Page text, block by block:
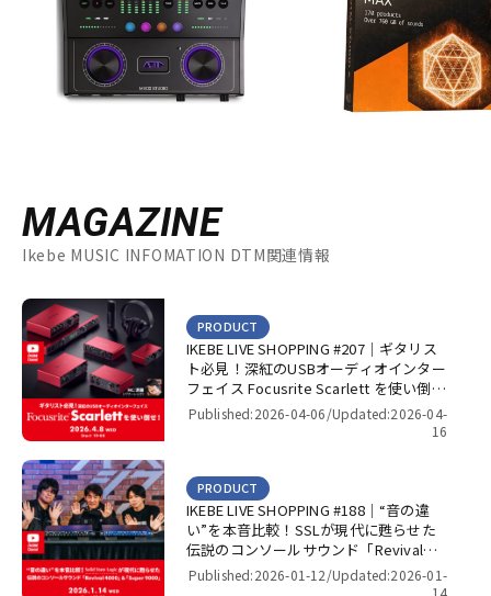
MAGAZINE
Ikebe MUSIC INFOMATION DTM関連情報
IKEBE LIVE SHOPPING #207｜ギタリス
ト必見！深紅のUSBオーディオインター
フェイス Focusrite Scarlett を使い倒
せ！【presented by パワーレック】
PRODUCT
Published:2026-04-06/Updated:2026-04-
16
IKEBE LIVE SHOPPING #188｜“音の違
い”を本音比較！SSLが現代に甦らせた
伝説のコンソールサウンド「Revival
4000」＆「Super 9000」【presented
PRODUCT
Published:2026-01-12/Updated:2026-01-
14